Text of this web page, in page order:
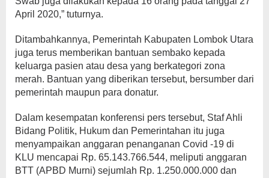
April 2020,” tuturnya.
Ditambahkannya, Pemerintah Kabupaten Lombok Utara
juga terus memberikan bantuan sembako kepada
keluarga pasien atau desa yang berkategori zona
merah. Bantuan yang diberikan tersebut, bersumber dari
pemerintah maupun para donatur.
Dalam kesempatan konferensi pers tersebut, Staf Ahli
Bidang Politik, Hukum dan Pemerintahan itu juga
menyampaikan anggaran penanganan Covid -19 di
KLU mencapai Rp. 65.143.766.544, meliputi anggaran
BTT (APBD Murni) sejumlah Rp. 1.250.000.000 dan